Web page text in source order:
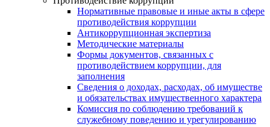
Нормативные правовые и иные акты в сфере
противодействия коррупции
Антикоррупционная экспертиза
Методические материалы
Формы документов, связанных с
противодействием коррупции, для
заполнения
Сведения о доходах, расходах, об имуществе
и обязательствах имущественного характера
Комиссия по соблюдению требований к
служебному поведению и урегулированию